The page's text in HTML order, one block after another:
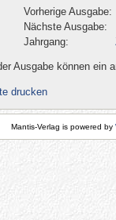
Vorherige Ausgabe:
Nächste Ausgabe:
Jahrgang:
Ausgabe können ein
drucken
Mantis-Verlag is powered by